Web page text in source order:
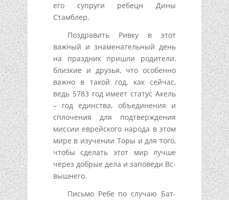
его супруги ребецн Дины
Стамблер.
Поздравить Ривку в этот
важный и знаменательный день
на праздник пришли родители,
близкие и друзья, что особенно
важно в такой год, как сейчас,
ведь 5783 год имеет статус Акель
– год единства, объединения и
сплочения для подтверждения
миссии еврейского народа в этом
мире в изучении Торы и для того,
чтобы сделать этот мир лучше
через добрые дела и заповеди Вс-
вышнего.
Письмо Ребе по случаю Бат-